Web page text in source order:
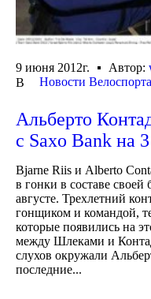
9 июня 2012г. Автор:
В
Новости Велоспорта
Альберто
с Saxo Bank на
Bjarne Riis и Alberto
в гонки в составе
августе. Трехлетний
гонщиком и командой,
которые появились на
между Шлеками и
слухов окружали
последние...